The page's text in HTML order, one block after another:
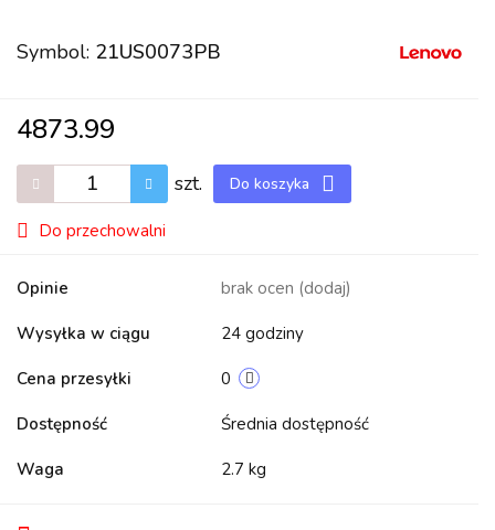
Symbol: 21US0073PB
4873.99
szt. Do koszyka
Do przechowalni
Opinie brak ocen (dodaj)
Wysyłka w ciągu 24 godziny
Cena przesyłki 0
Dostępność Średnia dostępność
Waga 2.7 kg